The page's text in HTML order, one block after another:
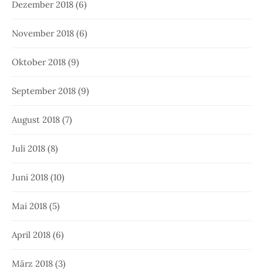
Dezember 2018 (6)
November 2018 (6)
Oktober 2018 (9)
September 2018 (9)
August 2018 (7)
Juli 2018 (8)
Juni 2018 (10)
Mai 2018 (5)
April 2018 (6)
März 2018 (3)